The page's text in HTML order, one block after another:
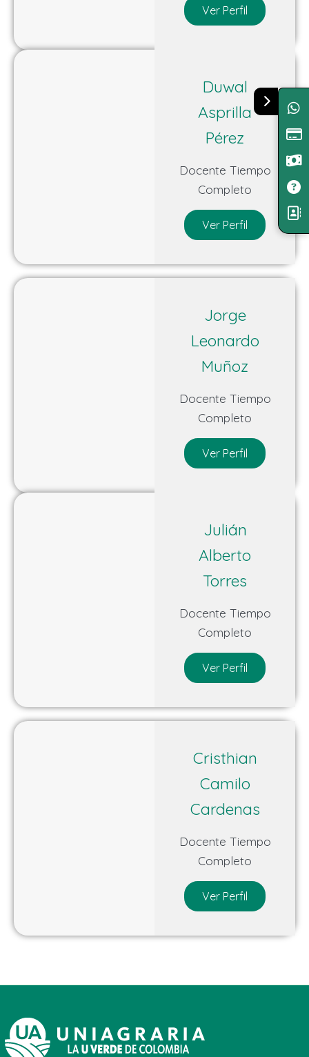
Ver Perfil
Duwal
Asprilla
Pérez
Docente Tiempo
Completo
Ver Perfil
Jorge
Leonardo
Muñoz
Docente Tiempo
Completo
Ver Perfil
Julián
Alberto
Torres
Docente Tiempo
Completo
Ver Perfil
Cristhian
Camilo
Cardenas
Docente Tiempo
Completo
Ver Perfil